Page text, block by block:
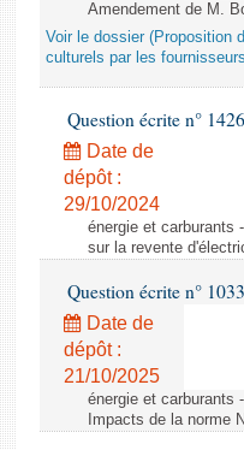
Amendement de M.
Voir le dossier (Proposition
culturels par les
Question écrite n°
Date de
dépôt :
29/10/2024
énergie et carburants
sur la revente
Question écrite n°
Date de
dépôt :
21/10/2025
énergie et carburants
Impacts de la norme